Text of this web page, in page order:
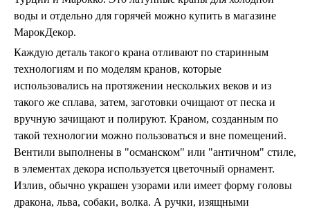
воды и отдельно для горячей можно купить в магазине
МарокДекор.
Каждую деталь такого крана отливают по старинным
технологиям и по моделям кранов, которые
использовались на протяжении нескольких веков и из
такого же сплава, затем, заготовки очищают от песка и
вручную зачищают и полируют. Краном, созданным по
такой технологии можно пользоваться и вне помещений.
Вентили выполнены в "османском" или "античном" стиле,
в элементах декора используется цветочный орнамент.
Излив, обычно украшен узорами или имеет форму головы
дракона, льва, собаки, волка. А ручки, изящными